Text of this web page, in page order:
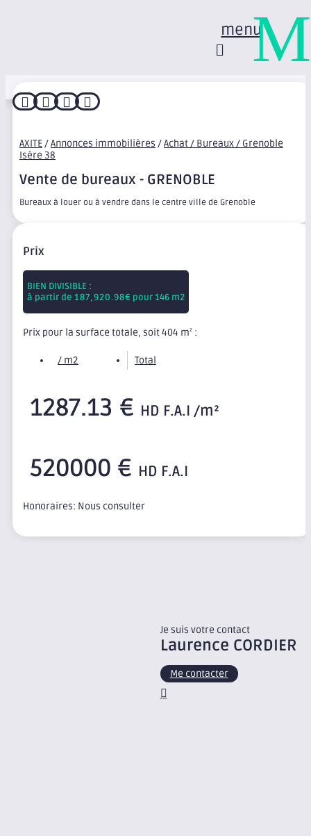
menu
   
AXITE/Annonces immobilières /Achat / Bureaux / Grenoble
Isère 38
Vente de bureaux - GRENOBLE
Bureaux à louer ou à vendre dans le centre ville de Grenoble
Prix
BIEN DIVISIBLE :
à partir de 187,920.98€ pour 146 m2
Prix pour la surface totale, soit 404 m2 :
/ m2 Total
1287.13 € HD F.A.I /m²
520000 € HD F.A.I
Honoraires: Nous consulter
Je suis votre contact
Laurence CORDIER
Me contacter
M